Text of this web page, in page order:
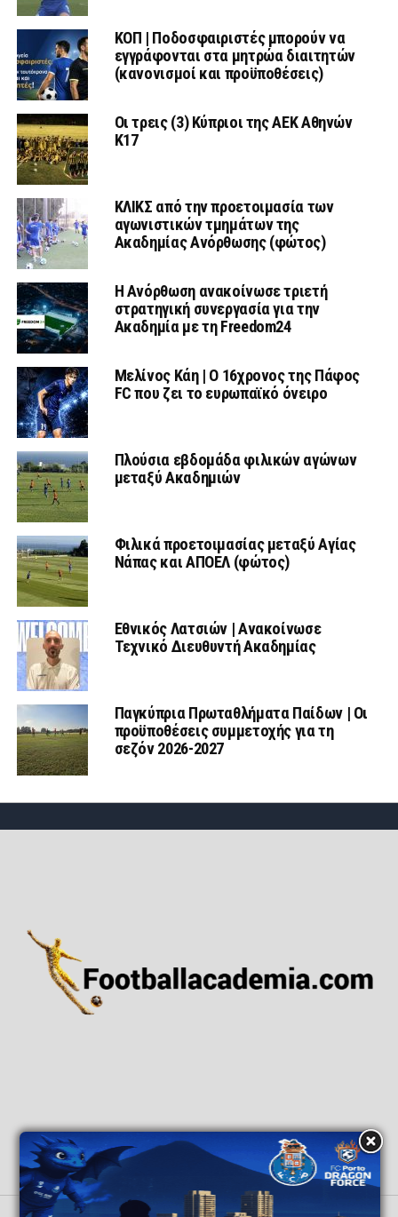
ΚΟΠ | Ποδοσφαιριστές μπορούν να
εγγράφονται στα μητρώα διαιτητών
(κανονισμοί και προϋποθέσεις)
Οι τρεις (3) Κύπριοι της ΑΕΚ Αθηνών
Κ17
ΚΛΙΚΣ από την προετοιμασία των
αγωνιστικών τμημάτων της
Ακαδημίας Ανόρθωσης (φώτος)
Η Ανόρθωση ανακοίνωσε τριετή
στρατηγική συνεργασία για την
Ακαδημία με τη Freedom24
Μελίνος Κάη | Ο 16χρονος της Πάφος
FC που ζει το ευρωπαϊκό όνειρο
Πλούσια εβδομάδα φιλικών αγώνων
μεταξύ Ακαδημιών
Φιλικά προετοιμασίας μεταξύ Αγίας
Νάπας και ΑΠΟΕΛ (φώτος)
Εθνικός Λατσιών | Ανακοίνωσε
Τεχνικό Διευθυντή Ακαδημίας
Παγκύπρια Πρωταθλήματα Παίδων | Οι
προϋποθέσεις συμμετοχής για τη
σεζόν 2026-2027